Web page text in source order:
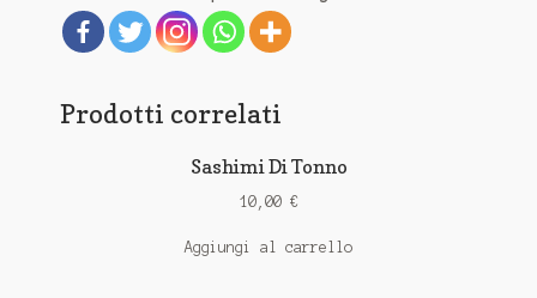
Prodotti correlati
Sashimi Di Tonno
10,00 €
Aggiungi al carrello